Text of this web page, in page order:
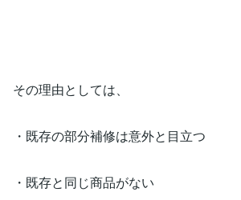
その理由としては、
・既存の部分補修は意外と目立つ
・既存と同じ商品がない